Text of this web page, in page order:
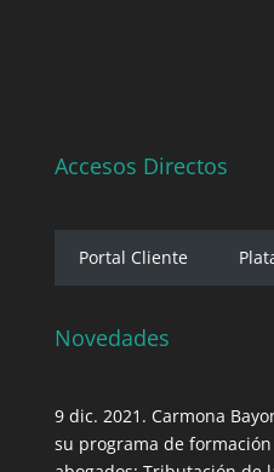
Accesos Directos
Portal Cliente
Novedades
9 dic. 2021. Carmona
su programa de